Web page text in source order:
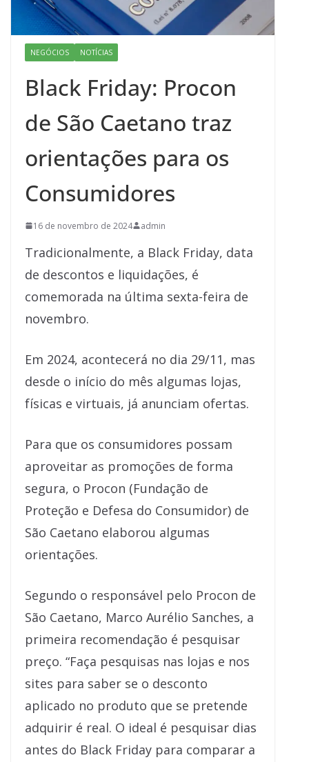
NEGÓCIOS NOTÍCIAS
Black Friday: Procon
de São Caetano traz
orientações para os
Consumidores
16 de novembro de 2024 admin
Tradicionalmente, a Black Friday, data
de descontos e liquidações, é
comemorada na última sexta-feira de
novembro.
Em 2024, acontecerá no dia 29/11, mas
desde o início do mês algumas lojas,
físicas e virtuais, já anunciam ofertas.
Para que os consumidores possam
aproveitar as promoções de forma
segura, o Procon (Fundação de
Proteção e Defesa do Consumidor) de
São Caetano elaborou algumas
orientações.
Segundo o responsável pelo Procon de
São Caetano, Marco Aurélio Sanches, a
primeira recomendação é pesquisar
preço. “Faça pesquisas nas lojas e nos
sites para saber se o desconto
aplicado no produto que se pretende
adquirir é real. O ideal é pesquisar dias
antes do Black Friday para comparar a